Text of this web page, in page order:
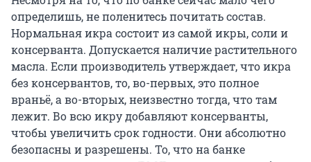
определишь, не поленитесь почитать состав.
Нормальная икра состоит из самой икры, соли и
консерванта. Допускается наличие растительного
масла. Если производитель утверждает, что икра
без консервантов, то, во-первых, это полное
враньё, а во-вторых, неизвестно тогда, что там
лежит. Во всю икру добавляют консерванты,
чтобы увеличить срок годности. Они абсолютно
безопасны и разрешены. То, что на банке